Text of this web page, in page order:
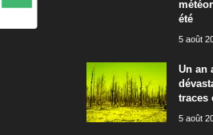
été
5 août
Un an
traces
5 août